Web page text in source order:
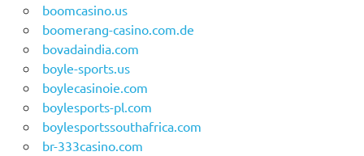
boomcasino.us
boomerang-casino.com.de
bovadaindia.com
boyle-sports.us
boylecasinoie.com
boylesports-pl.com
boylesportssouthafrica.com
br-333casino.com